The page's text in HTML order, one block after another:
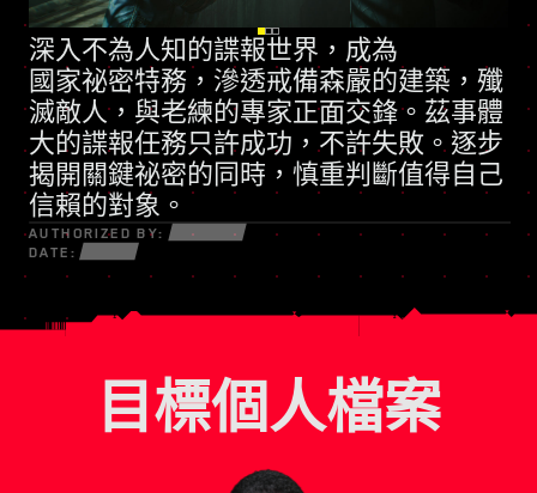
深入不為人知的諜報世界，成為
國家祕密特務 ，滲透戒備森嚴的建築，殲
滅敵人，與老練的專家正面交鋒。茲事體
大的諜報任務只許成功，不許失敗。逐步
揭開關鍵祕密的同時，慎重判斷值得自己
信賴的對象。
AUTHORIZED BY:
DATE:
凡事訴諸武力的民兵組織
全新技能樹
目標個人檔案